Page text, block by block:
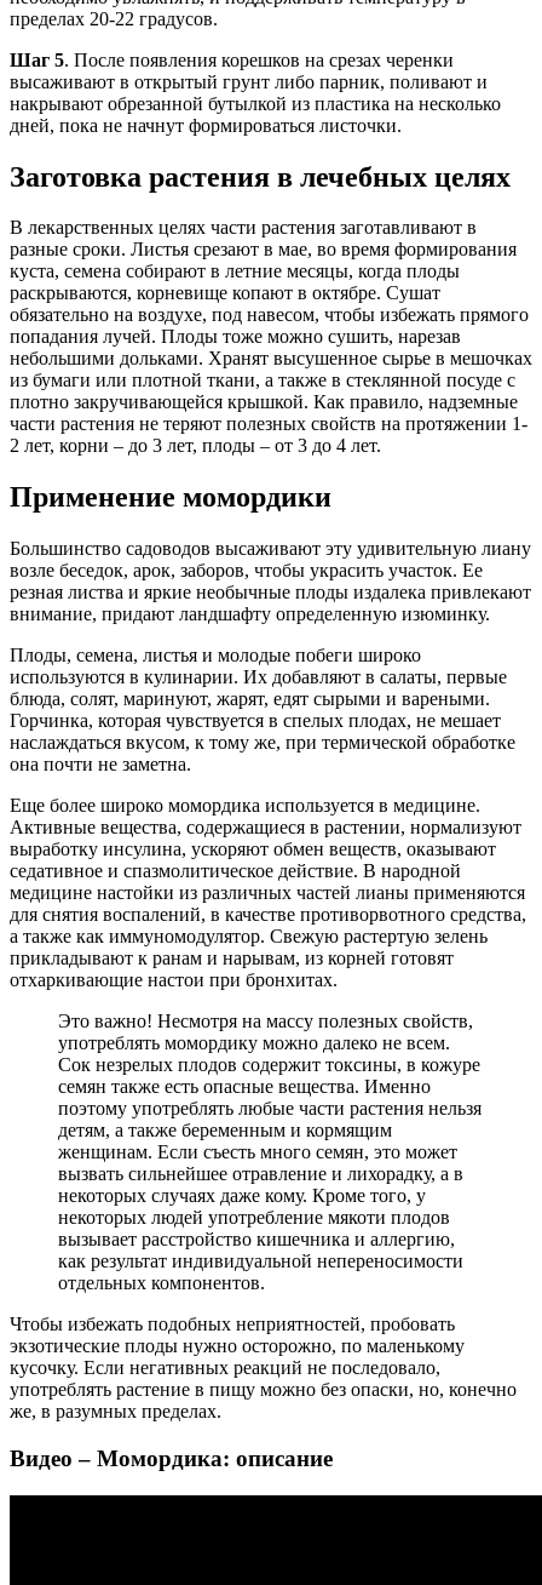
пределах 20-22 градусов.
Шаг 5. После появления корешков на срезах черенки
высаживают в открытый грунт либо парник, поливают и
накрывают обрезанной бутылкой из пластика на несколько
дней, пока не начнут формироваться листочки.
Заготовка растения в лечебных целях
В лекарственных целях части растения заготавливают в
разные сроки. Листья срезают в мае, во время формирования
куста, семена собирают в летние месяцы, когда плоды
раскрываются, корневище копают в октябре. Сушат
обязательно на воздухе, под навесом, чтобы избежать прямого
попадания лучей. Плоды тоже можно сушить, нарезав
небольшими дольками. Хранят высушенное сырье в мешочках
из бумаги или плотной ткани, а также в стеклянной посуде с
плотно закручивающейся крышкой. Как правило, надземные
части растения не теряют полезных свойств на протяжении 1-
2 лет, корни – до 3 лет, плоды – от 3 до 4 лет.
Применение момордики
Большинство садоводов высаживают эту удивительную лиану
возле беседок, арок, заборов, чтобы украсить участок. Ее
резная листва и яркие необычные плоды издалека привлекают
внимание, придают ландшафту определенную изюминку.
Плоды, семена, листья и молодые побеги широко
используются в кулинарии. Их добавляют в салаты, первые
блюда, солят, маринуют, жарят, едят сырыми и вареными.
Горчинка, которая чувствуется в спелых плодах, не мешает
наслаждаться вкусом, к тому же, при термической обработке
она почти не заметна.
Еще более широко момордика используется в медицине.
Активные вещества, содержащиеся в растении, нормализуют
выработку инсулина, ускоряют обмен веществ, оказывают
седативное и спазмолитическое действие. В народной
медицине настойки из различных частей лианы применяются
для снятия воспалений, в качестве противорвотного средства,
а также как иммуномодулятор. Свежую растертую зелень
прикладывают к ранам и нарывам, из корней готовят
отхаркивающие настои при бронхитах.
Это важно! Несмотря на массу полезных свойств,
употреблять момордику можно далеко не всем.
Сок незрелых плодов содержит токсины, в кожуре
семян также есть опасные вещества. Именно
поэтому употреблять любые части растения нельзя
детям, а также беременным и кормящим
женщинам. Если съесть много семян, это может
вызвать сильнейшее отравление и лихорадку, а в
некоторых случаях даже кому. Кроме того, у
некоторых людей употребление мякоти плодов
вызывает расстройство кишечника и аллергию,
как результат индивидуальной непереносимости
отдельных компонентов.
Чтобы избежать подобных неприятностей, пробовать
экзотические плоды нужно осторожно, по маленькому
кусочку. Если негативных реакций не последовало,
употреблять растение в пищу можно без опаски, но, конечно
же, в разумных пределах.
Видео – Момордика: описание